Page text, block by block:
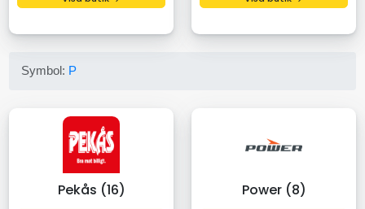
Symbol: P
Pekås (16) Power (8)